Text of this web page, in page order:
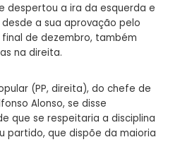
despertou a ira da esquerda e
a sua aprovação pelo
de dezembro, também
na direita.
(PP, direita), do chefe de
Alonso, se disse
que se respeitaria a disciplina
partido, que dispõe da maioria